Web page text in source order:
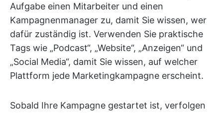
Aufgabe einen Mitarbeiter und einen
Kampagnenmanager zu, damit Sie wissen, wer
dafür zuständig ist. Verwenden Sie praktische
Tags wie „Podcast“, „Website“, „Anzeigen“ und
„Social Media“, damit Sie wissen, auf welcher
Plattform jede Marketingkampagne erscheint.
Sobald Ihre Kampagne gestartet ist, verfolgen